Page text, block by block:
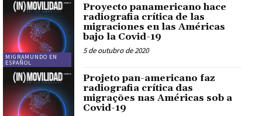
MIGRAMUNDO EN
ESPAÑOL
Proyecto panamericano hace
radiografia crítica de las
migraciones en las Américas
bajo la Covid-19
5 de outubro de 2020
Projeto pan-americano faz
radiografia crítica das
migrações nas Américas sob a
Covid-19